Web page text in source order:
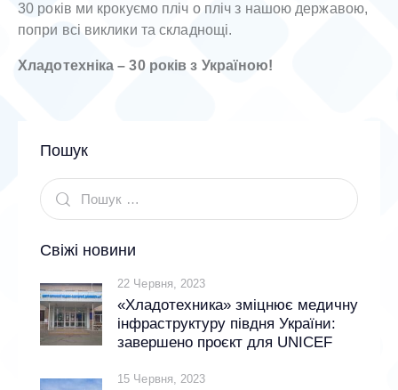
30 років ми крокуємо пліч о пліч з нашою державою,
попри всі виклики та складнощі.
Хладотехніка – 30 років з Україною!
Пошук
Свіжі новини
22 Червня, 2023
«Хладотехника» зміцнює медичну
інфраструктуру півдня України:
завершено проєкт для UNICEF
15 Червня, 2023